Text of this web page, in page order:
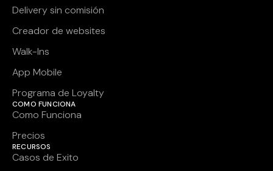
Delivery sin comisión
Creador de websites
Walk-Ins
App Mobile
Programa de Loyalty
COMO FUNCIONA
Como Funciona
Precios
RECURSOS
Casos de Exito